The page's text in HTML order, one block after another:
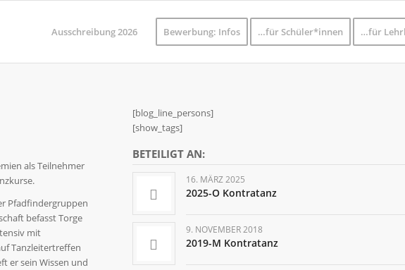
Ausschreibung 2026 Bewerbung: Infos …für Schüler*innen …für
als Teilnehmer
Pfadfindergruppen
befasst Torge
mit
Tanzleitertreffen
er sein Wissen und
[blog_line_persons]
[show_tags]
BETEILIGT AN:
16. MÄRZ 2025
2025-O Kontratanz
9. NOVEMBER 2018
2019-M Kontratanz